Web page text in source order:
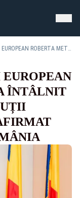
ȘEFA PARLAMENTULUI EUROPEAN ROBERTA METSOLA S-A ÎNTÂLNIT CU NICUȘOR DAN. DISCUȚII CRUCIALE: A FOST REAFIRMAT SPRIJINUL PENTRU ROMÂNIA
ÎNTÂLNIT